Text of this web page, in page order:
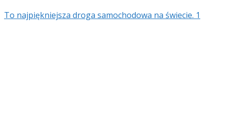
To najpiękniejsza droga samochodowa na świecie. 1